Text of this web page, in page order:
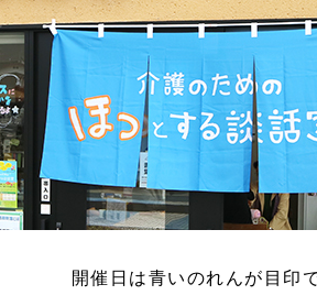
開催日は青いのれんが目印